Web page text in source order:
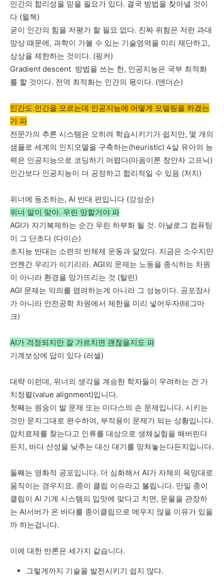
인간의 합리성을 믿을 필요가 있다. 결국 방법을 찾아낼 것이
다 (윌첵)
굳이 인간의 힘을 저평가 할 필요 없다. 진짜 위험은 저런 과대
망상 때문에, 과학이 가볼 수 있는 기술영역을 미리 재단하고,
상상을 제한하는 것이다. (핑커)
Gradient descent 방법을 쓰는 한, 인공지능은 국부 최적화
를 할 것이다. 전역 최적화는 인간의 몫이다. (앤더슨)
인간도 인간을 모르는데 인공지능에 어떻게 모델링을 하겠는
가 파
전문가의 추론 시스템은 오히려 학습시키기가 쉽지만, 몇 개의
샘플로 세계의 인지모델을 구축하는(heuristic) 4살 유아의 능
력은 인공지능으로 코딩하기 어렵다(마음이론 창안자 고프닉)
인간보다 인공지능이 더 공정하고 합리적일 수 있음 (처치)
위너에 동조하는, AI 반대 편입니다 (강성순)
위너 말이 맞아. 우린 망할거야 파
AGI가 자기복제하는 순간 우린 하부화 될 것. 아날로그 컴퓨팅
이 그 단초다 (다이슨)
초지능 반대는 소련의 반체제 운동과 닮았다. 지금은 소수지만
언젠간 우리가 이기리라. AGI의 문제는 노동을 종식하는 차원
이 아니라 환경을 망가뜨리는 것 (탈린)
AGI 문제는 악의를 염려하는게 아니라 그 성능이다. 공포장사
가 아니라 안전공학 차원에서 제한을 미리 넣어두자(테그마
크)
AI가 걱정되지만 잘 가르치면 괜찮을지도 파
기계보상에 답이 있다 (러셀)
대략 이런데, 위너의 생각을 계승한 학자들이 우려하는 건 가
치정렬(value alignment)입니다.
첫째는 원숭이 발 문제 또는 미다스의 손 문제입니다. 시키는
것만 문자그대로 완수하여, 부작용이 문제가 되는 상황입니다.
암치료제를 찾는다고 인류를 대상으로 생체실험을 해버린다
든지, 바다 산성을 낮추는 대신 대기를 망쳐놓는다든지입니다.
둘째는 영화적 공포입니다. 더 심화해서 AI가 자체의 욕망대로
움직이는 경우지요. 종이 클립 이슈라고 불립니다. 만일 종이
클립이 AI 기계 시스템의 입맛에 맞다고 치면, 문물을 관장하
는 AI서버가 온 바다를 종이클립으로 메우지 않을 이유가 있을
까 하는겁니다.
이에 대한 반론은 세가지 같습니다.
그렇게까지 기술을 발전시키기 쉽지 않다.